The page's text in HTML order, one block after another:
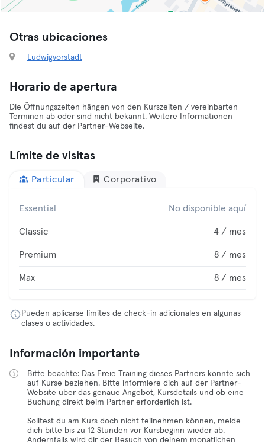
Otras ubicaciones
Ludwigvorstadt
Horario de apertura
Die Öffnungszeiten hängen von den Kurszeiten / vereinbarten
Terminen ab oder sind nicht bekannt. Weitere Informationen
findest du auf der Partner-Webseite.
Límite de visitas
Particular Corporativo
Essential No disponible aquí
Classic 4 / mes
Premium 8 / mes
Max 8 / mes
Pueden aplicarse límites de check-in adicionales en algunas
clases o actividades.
Información importante
Bitte beachte: Das Freie Training dieses Partners könnte sich
auf Kurse beziehen. Bitte informiere dich auf der Partner-
Website über das genaue Angebot, Kursdetails und ob eine
Buchung direkt beim Partner erforderlich ist.
Solltest du am Kurs doch nicht teilnehmen können, melde
dich bitte bis zu 12 Stunden vor Kursbeginn wieder ab.
Andernfalls wird dir der Besuch von deinem monatlichen